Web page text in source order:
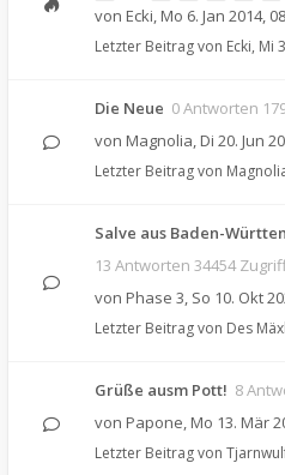
von Ecki, Mo 6. Jan 2014,
Letzter Beitrag von Ecki, Mi
Die Neue 0 Antworten
von Magnolia, Di 20. Jun
Letzter Beitrag von
Salve aus Baden-
13 Antworten 34454
von Phase 3, So 10. Okt
Letzter Beitrag von Des
Grüße ausm Pott! 8
von Papone, Mo 13. Mär
Letzter Beitrag von